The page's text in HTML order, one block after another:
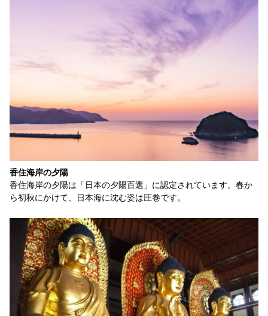
香住海岸の夕陽
香住海岸の夕陽は「日本の夕陽百選」に認定されています。春か
ら初秋にかけて、日本海に沈む姿は圧巻です。